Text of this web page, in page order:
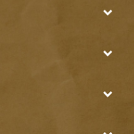


